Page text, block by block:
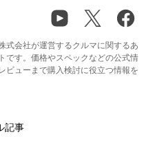
式会社が運営するクルマに関するあ
です。価格やスペックなどの公式情
ビューまで購入検討に役立つ情報を
記事